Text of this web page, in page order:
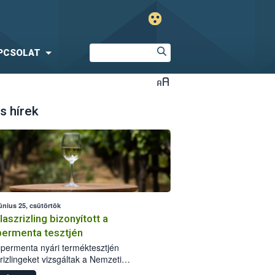
hírek
25, csütörtök
bizonyított a
tesztjén
nyári terméktesztjén
vizsgáltak a Nemzeti
biztonsági Hivatal (Nébih)